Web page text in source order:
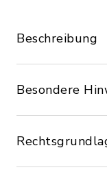
Beschreibung
Besondere